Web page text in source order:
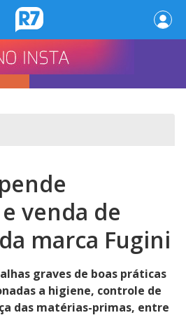
venda de
marca Fugini
graves de boas práticas
a higiene, controle de
das matérias-primas, entre